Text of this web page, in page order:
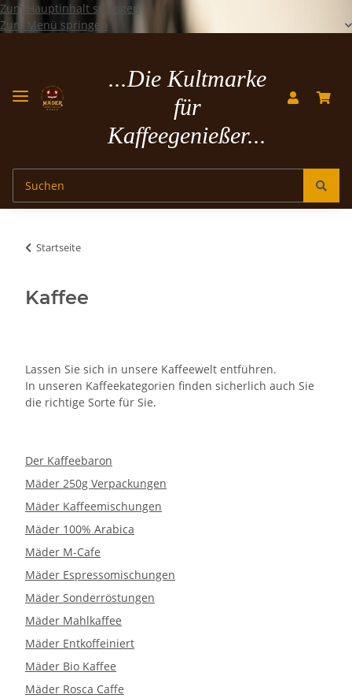
Zum Hauptinhalt springen
Zum Menü springen
...Die Kultmarke
für
Kaffeegenießer...
Startseite
Kaffee
Lassen Sie sich in unsere Kaffeewelt entführen.
In unseren Kaffeekategorien finden sicherlich auch Sie
die richtige Sorte für Sie.
Der Kaffeebaron
Mäder 250g Verpackungen
Mäder Kaffeemischungen
Mäder 100% Arabica
Mäder M-Cafe
Mäder Espressomischungen
Mäder Sonderröstungen
Mäder Mahlkaffee
Mäder Entkoffeiniert
Mäder Bio Kaffee
Mäder Rosca Caffe